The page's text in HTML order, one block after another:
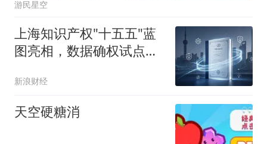
游民星空
上海知识产权"十五五"蓝
图亮相，数据确权试点成
新浪财经
天空硬糖消